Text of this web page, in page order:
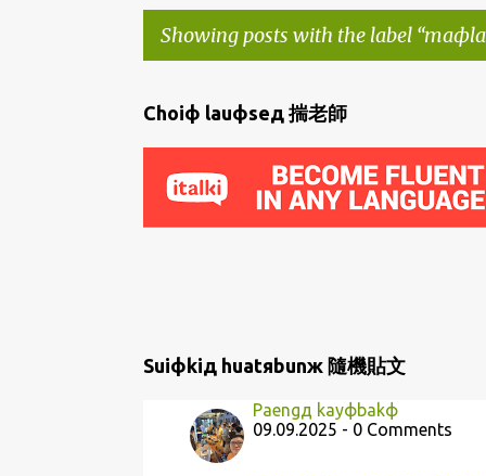
Showing posts with the label
P
o
s
Choiф lauфseд 揣老師
Suiфkiд huatяbunж 隨機貼文
Paengд kayфbakф
09.09.2025 - 0 Comments